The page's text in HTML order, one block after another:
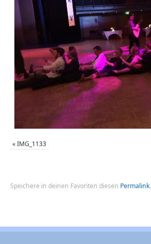
«IMG_1133
Speichere in deinen Favoriten diesen Permalink.